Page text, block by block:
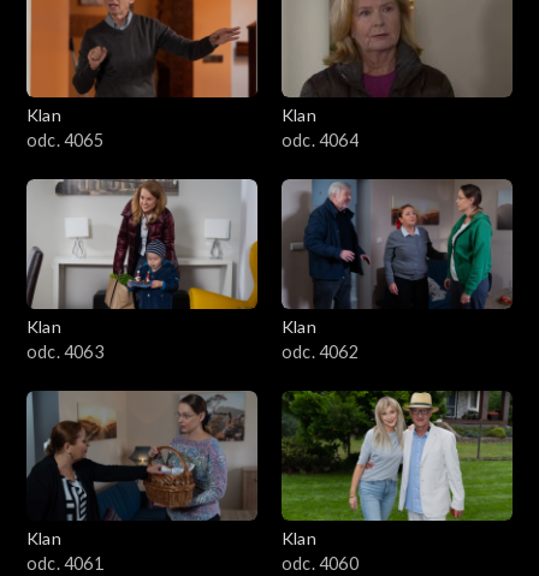
Klan
odc. 4065
Klan
odc. 4064
Klan
odc. 4063
Klan
odc. 4062
Klan
odc. 4061
Klan
odc. 4060